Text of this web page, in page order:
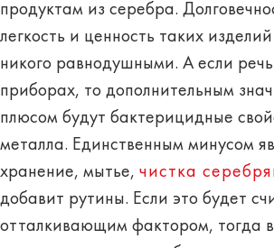
продуктам из серебра.
легкость и ценность таких
никого равнодушными. А если
приборах, то дополнительным
плюсом будут бактерицидные
металла. Единственным минусом
хранение, мытье, чистка
добавит рутины. Если это будет
отталкивающим фактором, тогда